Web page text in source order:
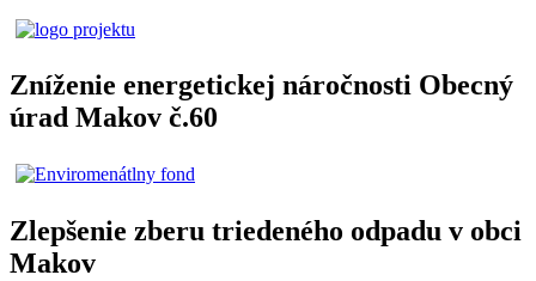
Zníženie energetickej náročnosti Obecný
úrad Makov č.60
Zlepšenie zberu triedeného odpadu v obci
Makov